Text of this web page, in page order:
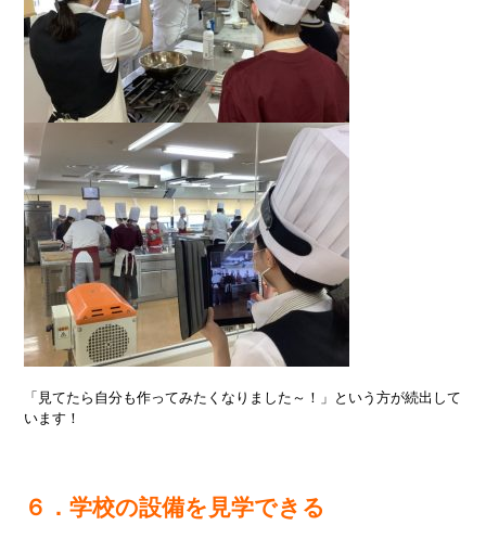
「見てたら自分も作ってみたくなりました～！」という方が続出して
います！
６．学校の設備を見学できる